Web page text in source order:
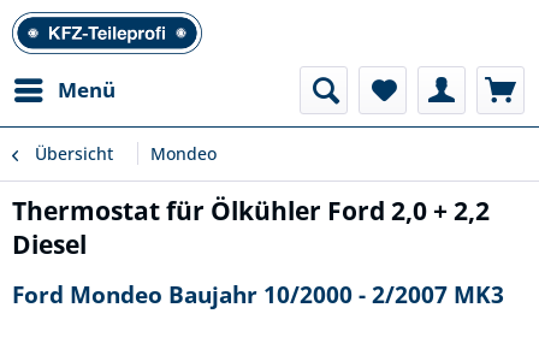
Menü
Übersicht Mondeo
Thermostat für Ölkühler Ford 2,0 + 2,2
Diesel
Ford Mondeo Baujahr 10/2000 - 2/2007 MK3